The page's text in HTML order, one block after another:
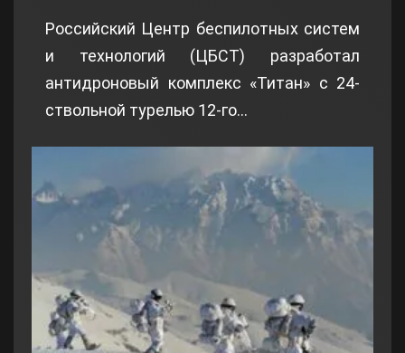
Российский Центр беспилотных систем
и технологий (ЦБСТ) разработал
антидроновый комплекс «Титан» с 24-
ствольной турелью 12-го…